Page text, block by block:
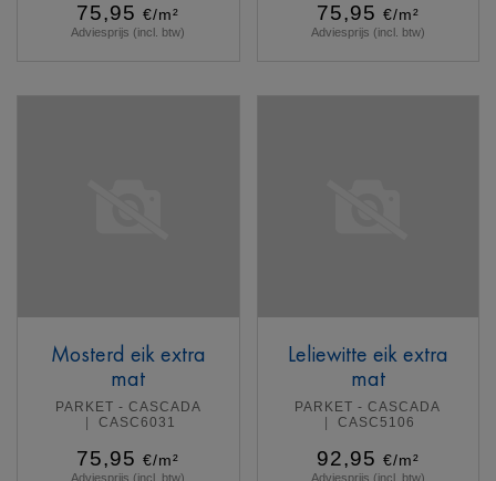
75,95 €/m²
Adviesprijs (incl. btw)
75,95 €/m²
Adviesprijs (incl. btw)
Mosterd eik extra
mat
PARKET - CASCADA
CASC6031
75,95 €/m²
Adviesprijs (incl. btw)
Leliewitte eik extra
mat
PARKET - CASCADA
CASC5106
92,95 €/m²
Adviesprijs (incl. btw)